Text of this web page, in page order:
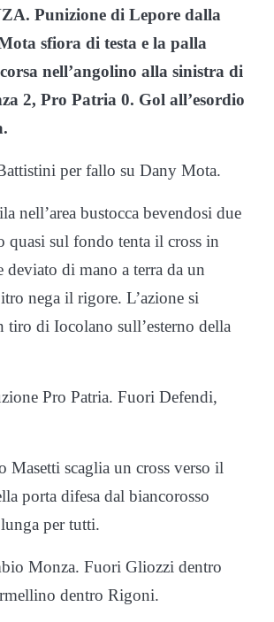
Punizione di Lepore dalla
sfiora di testa e la palla
nell’angolino alla sinistra di
2, Pro Patria 0. Gol all’esordio
per fallo su Dany Mota.
nell’area bustocca bevendosi due
quasi sul fondo tenta il cross in
deviato di mano a terra da un
nega il rigore. L’azione si
tiro di Iocolano sull’esterno della
Pro Patria. Fuori Defendi,
Masetti scaglia un cross verso il
porta difesa dal biancorosso
per tutti.
Monza. Fuori Gliozzi dentro
dentro Rigoni.